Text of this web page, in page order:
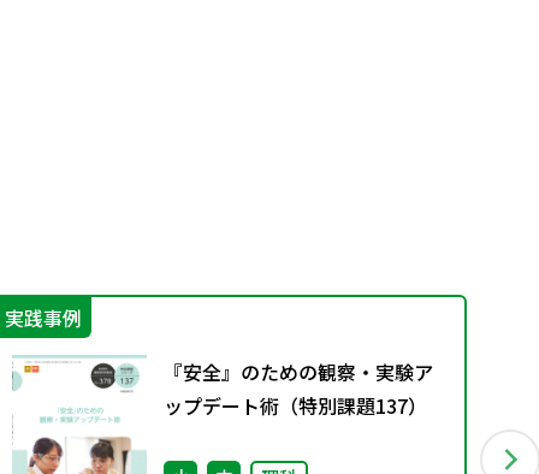
実践事例
『安全』のための観察・実験ア
ップデート術（特別課題137）